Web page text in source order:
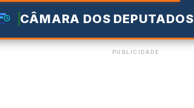
CÂMARA DOS DEPUTADOS
PUBLICIDADE